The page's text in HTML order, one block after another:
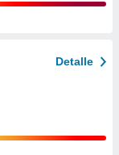
Detalle